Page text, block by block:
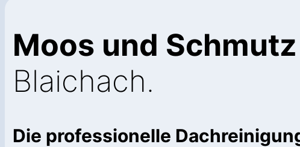
Moos und Schmutz
Blaichach.
Die professionelle